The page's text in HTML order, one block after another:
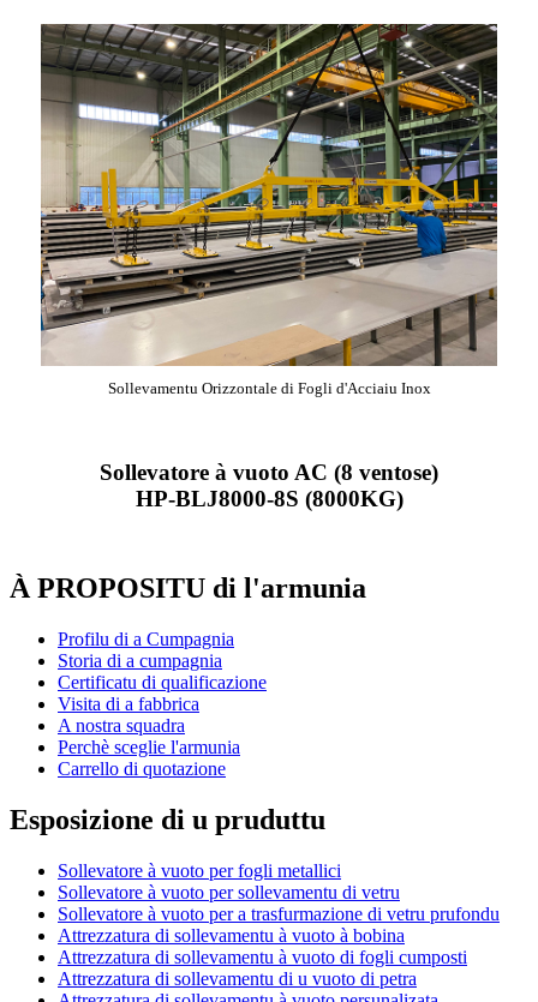
Sollevamentu Orizzontale di Fogli d'Acciaiu Inox
Sollevatore à vuoto AC (8 ventose)
HP-BLJ8000-8S (8000KG)
À PROPOSITU di l'armunia
Profilu di a Cumpagnia
Storia di a cumpagnia
Certificatu di qualificazione
Visita di a fabbrica
A nostra squadra
Perchè sceglie l'armunia
Carrello di quotazione
Esposizione di u pruduttu
Sollevatore à vuoto per fogli metallici
Sollevatore à vuoto per sollevamentu di vetru
Sollevatore à vuoto per a trasfurmazione di vetru prufondu
Attrezzatura di sollevamentu à vuoto à bobina
Attrezzatura di sollevamentu à vuoto di fogli cumposti
Attrezzatura di sollevamentu di u vuoto di petra